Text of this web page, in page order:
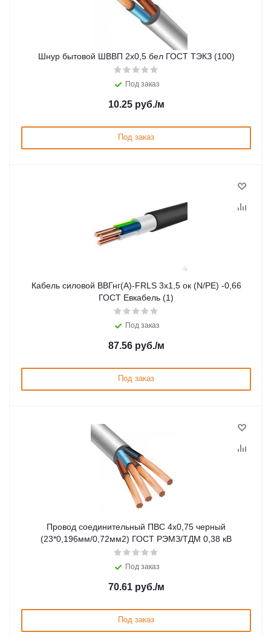
Шнур бытовой ШВВП 2х0,5 бел ГОСТ ТЭКЗ (100)
Под заказ
10.25руб./м
Под заказ
Кабель силовой ВВГнг(А)-FRLS 3х1,5 ок (N/PE) -0,66
ГОСТ Евкабель (1)
Под заказ
87.56руб./м
Под заказ
Провод соединительный ПВС 4х0,75 черный
(23*0,196мм/0,72мм2) ГОСТ РЭМЗ/ТДМ 0,38 кВ
Под заказ
70.61руб./м
Под заказ